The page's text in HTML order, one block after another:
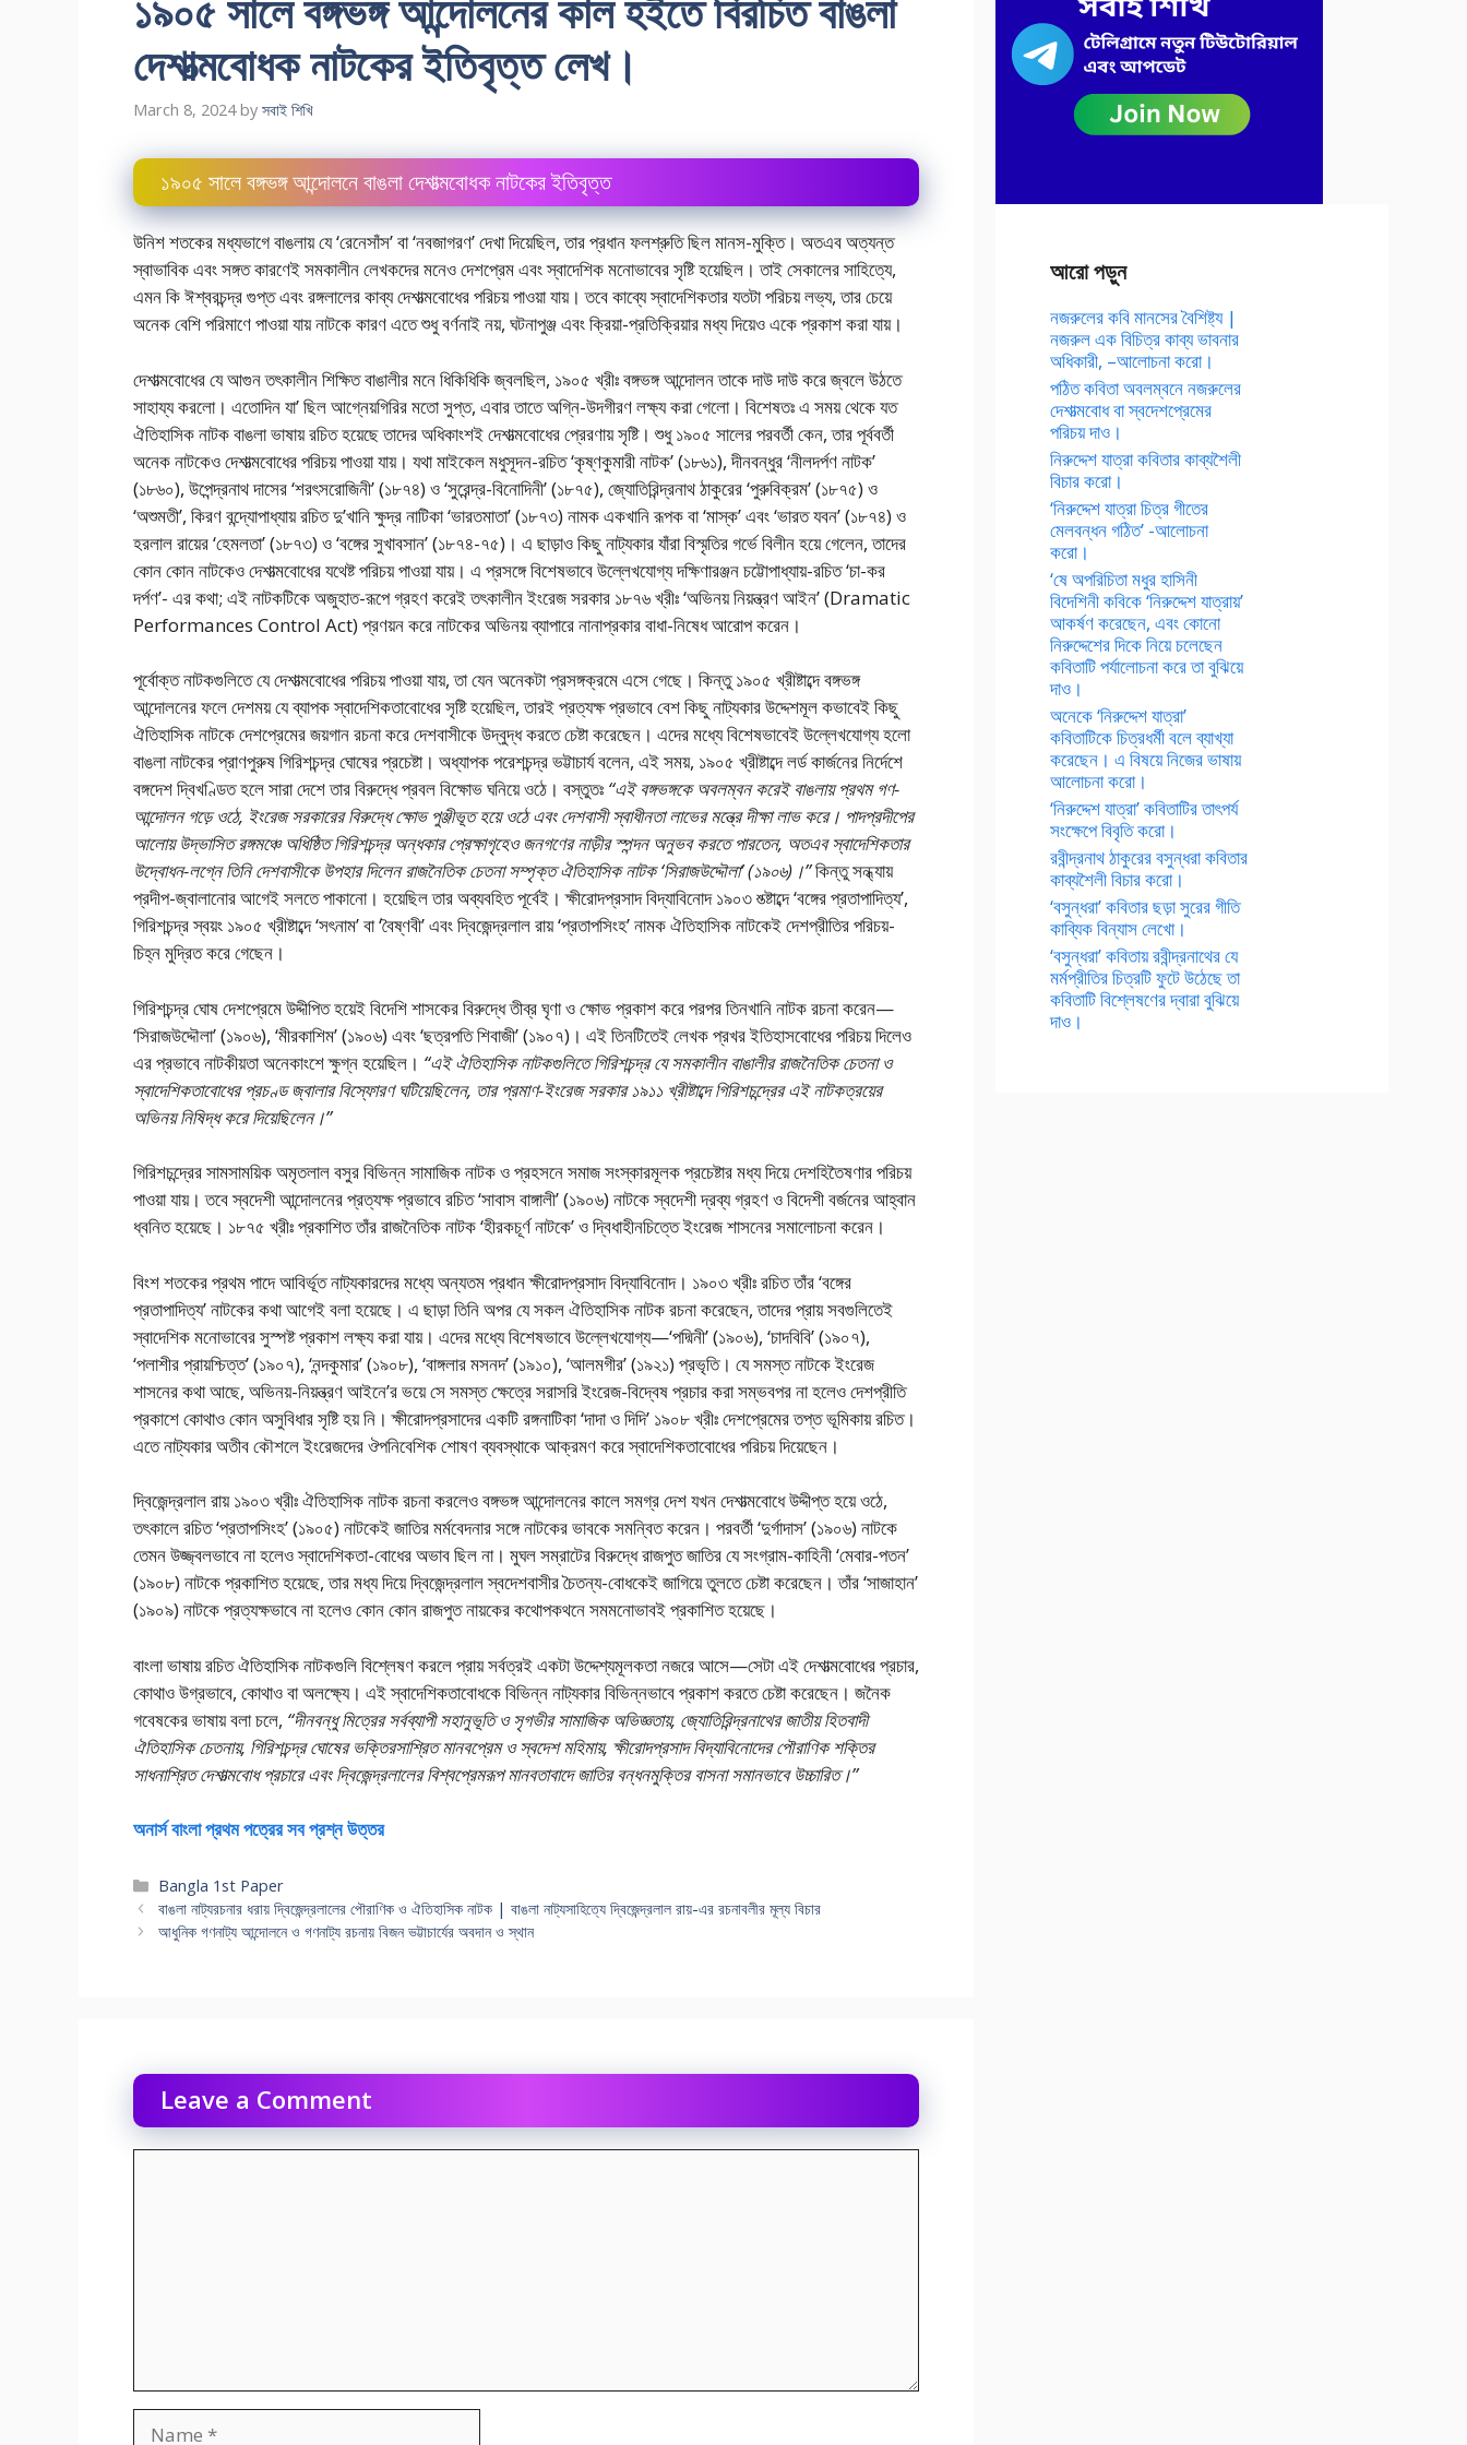
দেশাত্মবােধক নাটকের ইতিবৃত্ত লেখ।
March 8, 2024 by সবাই শিখি
১৯০৫ সালে বঙ্গভঙ্গ আন্দোলনে বাঙলা দেশাত্মবােধক নাটকের ইতিবৃত্ত
উনিশ শতকের মধ্যভাগে বাঙলায় যে ‘রেনেসাঁস’ বা ‘নবজাগরণ’ দেখা দিয়েছিল, তার প্রধান ফলশ্রুতি ছিল মানস-মুক্তি। অতএব অত্যন্ত
স্বাভাবিক এবং সঙ্গত কারণেই সমকালীন লেখকদের মনেও দেশপ্রেম এবং স্বাদেশিক মনােভাবের সৃষ্টি হয়েছিল। তাই সেকালের সাহিত্যে,
এমন কি ঈশ্বরচন্দ্র গুপ্ত এবং রঙ্গলালের কাব্য দেশাত্মবােধের পরিচয় পাওয়া যায়। তবে কাব্যে স্বাদেশিকতার যতটা পরিচয় লভ্য, তার চেয়ে
অনেক বেশি পরিমাণে পাওয়া যায় নাটকে কারণ এতে শুধু বর্ণনাই নয়, ঘটনাপুঞ্জ এবং ক্রিয়া-প্রতিক্রিয়ার মধ্য দিয়েও একে প্রকাশ করা যায়।
দেশাত্মবােধের যে আগুন তৎকালীন শিক্ষিত বাঙালীর মনে ধিকিধিকি জ্বলছিল, ১৯০৫ খ্রীঃ বঙ্গভঙ্গ আন্দোলন তাকে দাউ দাউ করে জ্বলে উঠতে
সাহায্য করলাে। এতােদিন যা’ ছিল আগ্নেয়গিরির মতাে সুপ্ত, এবার তাতে অগ্নি-উদগীরণ লক্ষ্য করা গেলাে। বিশেষতঃ এ সময় থেকে যত
ঐতিহাসিক নাটক বাঙলা ভাষায় রচিত হয়েছে তাদের অধিকাংশই দেশাত্মবােধের প্রেরণায় সৃষ্টি। শুধু ১৯০৫ সালের পরবর্তী কেন, তার পূর্ববর্তী
অনেক নাটকেও দেশাত্মবােধের পরিচয় পাওয়া যায়। যথা মাইকেল মধুসূদন-রচিত ‘কৃষ্ণকুমারী নাটক’ (১৮৬১), দীনবন্ধুর ‘নীলদর্পণ নাটক’
(১৮৬০), উপেন্দ্রনাথ দাসের ‘শরৎসরােজিনী’ (১৮৭৪) ও ‘সুরেন্দ্র-বিনােদিনী’ (১৮৭৫), জ্যোতিরিন্দ্রনাথ ঠাকুরের ‘পুরুবিক্রম’ (১৮৭৫) ও
‘অশুমতী’, কিরণ বন্দ্যোপাধ্যায় রচিত দু’খানি ক্ষুদ্র নাটিকা ‘ভারতমাতা’ (১৮৭৩) নামক একখানি রূপক বা ‘মাস্ক’ এবং ‘ভারত যবন’ (১৮৭৪) ও
হরলাল রায়ের ‘হেমলতা’ (১৮৭৩) ও ‘বঙ্গের সুখাবসান’ (১৮৭৪-৭৫)। এ ছাড়াও কিছু নাট্যকার যাঁরা বিস্মৃতির গর্ভে বিলীন হয়ে গেলেন, তাদের
কোন কোন নাটকেও দেশাত্মবােধের যথেষ্ট পরিচয় পাওয়া যায়। এ প্রসঙ্গে বিশেষভাবে উল্লেখযােগ্য দক্ষিণারঞ্জন চট্টোপাধ্যায়-রচিত ‘চা-কর
দর্পণ’- এর কথা; এই নাটকটিকে অজুহাত-রূপে গ্রহণ করেই তৎকালীন ইংরেজ সরকার ১৮৭৬ খ্রীঃ ‘অভিনয় নিয়ন্ত্রণ আইন’ (Dramatic
Performances Control Act) প্রণয়ন করে নাটকের অভিনয় ব্যাপারে নানাপ্রকার বাধা-নিষেধ আরােপ করেন।
পূর্বোক্ত নাটকগুলিতে যে দেশাত্মবােধের পরিচয় পাওয়া যায়, তা যেন অনেকটা প্রসঙ্গক্রমে এসে গেছে। কিন্তু ১৯০৫ খ্রীষ্টাব্দে বঙ্গভঙ্গ
আন্দোলনের ফলে দেশময় যে ব্যাপক স্বাদেশিকতাবােধের সৃষ্টি হয়েছিল, তারই প্রত্যক্ষ প্রভাবে বেশ কিছু নাট্যকার উদ্দেশমূল কভাবেই কিছু
ঐতিহাসিক নাটকে দেশপ্রেমের জয়গান রচনা করে দেশবাসীকে উদ্বুদ্ধ করতে চেষ্টা করেছেন। এদের মধ্যে বিশেষভাবেই উল্লেখযােগ্য হলাে
বাঙলা নাটকের প্রাণপুরুষ গিরিশচন্দ্র ঘােষের প্রচেষ্টা। অধ্যাপক পরেশচন্দ্র ভট্টাচার্য বলেন, এই সময়, ১৯০৫ খ্রীষ্টাব্দে লর্ড কার্জনের নির্দেশে
বঙ্গদেশ দ্বিখণ্ডিত হলে সারা দেশে তার বিরুদ্ধে প্রবল বিক্ষোভ ঘনিয়ে ওঠে। বস্তুতঃ “এই বঙ্গভঙ্গকে অবলম্বন করেই বাঙলায় প্রথম গণ-
আন্দোলন গড়ে ওঠে, ইংরেজ সরকারের বিরুদ্ধে ক্ষোভ পুঞ্জীভূত হয়ে ওঠে এবং দেশবাসী স্বাধীনতা লাভের মন্ত্রে দীক্ষা লাভ করে। পাদপ্রদীপের
আলােয় উদ্ভাসিত রঙ্গমঞ্চে অধিষ্ঠিত গিরিশচন্দ্র অন্ধকার প্রেক্ষাগৃহেও জনগণের নাড়ীর স্পন্দন অনুভব করতে পারতেন, অতএব স্বাদেশিকতার
উদ্বোধন-লগ্নে তিনি দেশবাসীকে উপহার দিলেন রাজনৈতিক চেতনা সম্পৃক্ত ঐতিহাসিক নাটক ‘সিরাজউদ্দৌলা’ (১৯০৬)।”কিন্তু সন্ধ্যায়
প্রদীপ-জ্বালানাের আগেই সলতে পাকানাে। হয়েছিল তার অব্যবহিত পূর্বেই। ক্ষীরােদপ্রসাদ বিদ্যাবিনােদ ১৯০৩ শ্ত্ষ্টাব্দে ‘বঙ্গের প্রতাপাদিত্য’,
গিরিশচন্দ্র স্বয়ং ১৯০৫ খ্রীষ্টাব্দে ‘সৎনাম’ বা ‘বৈষ্ণবী’ এবং দ্বিজেন্দ্রলাল রায় ‘প্রতাপসিংহ’ নামক ঐতিহাসিক নাটকেই দেশপ্রীতির পরিচয়-
চিহ্ন মুদ্রিত করে গেছেন।
গিরিশচন্দ্র ঘােষ দেশপ্রেমে উদ্দীপিত হয়েই বিদেশি শাসকের বিরুদ্ধে তীব্র ঘৃণা ও ক্ষোভ প্রকাশ করে পরপর তিনখানি নাটক রচনা করেন—
‘সিরাজউদ্দৌলা’ (১৯০৬), ‘মীরকাশিম’ (১৯০৬) এবং ‘ছত্রপতি শিবাজী’ (১৯০৭)। এই তিনটিতেই লেখক প্রখর ইতিহাসবােধের পরিচয় দিলেও
এর প্রভাবে নাটকীয়তা অনেকাংশে ক্ষুগ্ন হয়েছিল। “এই ঐতিহাসিক নাটকগুলিতে গিরিশচন্দ্র যে সমকালীন বাঙালীর রাজনৈতিক চেতনা ও
স্বাদেশিকতাবােধের প্রচণ্ড জ্বালার বিস্ফোরণ ঘটিয়েছিলেন, তার প্রমাণ-ইংরেজ সরকার ১৯১১ খ্রীষ্টাব্দে গিরিশচন্দ্রের এই নাটকত্রয়ের
অভিনয় নিষিদ্ধ করে দিয়েছিলেন।”
গিরিশচন্দ্রের সামসাময়িক অমৃতলাল বসুর বিভিন্ন সামাজিক নাটক ও প্রহসনে সমাজ সংস্কারমূলক প্রচেষ্টার মধ্য দিয়ে দেশহিতৈষণার পরিচয়
পাওয়া যায়। তবে স্বদেশী আন্দোলনের প্রত্যক্ষ প্রভাবে রচিত ‘সাবাস বাঙ্গালী’ (১৯০৬) নাটকে স্বদেশী দ্রব্য গ্রহণ ও বিদেশী বর্জনের আহ্বান
ধ্বনিত হয়েছে। ১৮৭৫ খ্রীঃ প্রকাশিত তাঁর রাজনৈতিক নাটক ‘হীরকচূর্ণ নাটকে’ ও দ্বিধাহীনচিত্তে ইংরেজ শাসনের সমালােচনা করেন।
বিংশ শতকের প্রথম পাদে আবির্ভূত নাট্যকারদের মধ্যে অন্যতম প্রধান ক্ষীরােদপ্রসাদ বিদ্যাবিনােদ। ১৯০৩ খ্রীঃ রচিত তাঁর ‘বঙ্গের
প্রতাপাদিত্য’ নাটকের কথা আগেই বলা হয়েছে। এ ছাড়া তিনি অপর যে সকল ঐতিহাসিক নাটক রচনা করেছেন, তাদের প্রায় সবগুলিতেই
স্বাদেশিক মনােভাবের সুস্পষ্ট প্রকাশ লক্ষ্য করা যায়। এদের মধ্যে বিশেষভাবে উল্লেখযােগ্য—‘পদ্মিনী’ (১৯০৬), ‘চাদবিবি’ (১৯০৭),
‘পলাশীর প্রায়শ্চিত্ত’ (১৯০৭), ‘নন্দকুমার’ (১৯০৮), ‘বাঙ্গলার মসনদ’ (১৯১০), ‘আলমগীর’ (১৯২১) প্রভৃতি। যে সমস্ত নাটকে ইংরেজ
শাসনের কথা আছে, অভিনয়-নিয়ন্ত্রণ আইনে’র ভয়ে সে সমস্ত ক্ষেত্রে সরাসরি ইংরেজ-বিদ্বেষ প্রচার করা সম্ভবপর না হলেও দেশপ্রীতি
প্রকাশে কোথাও কোন অসুবিধার সৃষ্টি হয় নি। ক্ষীরােদপ্রসাদের একটি রঙ্গনাটিকা ‘দাদা ও দিদি’ ১৯০৮ খ্রীঃ দেশপ্রেমের তপ্ত ভূমিকায় রচিত।
এতে নাট্যকার অতীব কৌশলে ইংরেজদের ঔপনিবেশিক শােষণ ব্যবস্থাকে আক্রমণ করে স্বাদেশিকতাবােধের পরিচয় দিয়েছেন।
দ্বিজেন্দ্রলাল রায় ১৯০৩ খ্রীঃ ঐতিহাসিক নাটক রচনা করলেও বঙ্গভঙ্গ আন্দোলনের কালে সমগ্র দেশ যখন দেশাত্মবােধে উদ্দীপ্ত হয়ে ওঠে,
তৎকালে রচিত ‘প্রতাপসিংহ’ (১৯০৫) নাটকেই জাতির মর্মবেদনার সঙ্গে নাটকের ভাবকে সমন্বিত করেন। পরবর্তী ‘দুর্গাদাস’ (১৯০৬) নাটকে
তেমন উজ্জ্বলভাবে না হলেও স্বাদেশিকতা-বােধের অভাব ছিল না। মুঘল সম্রাটের বিরুদ্ধে রাজপুত জাতির যে সংগ্রাম-কাহিনী ‘মেবার-পতন’
(১৯০৮) নাটকে প্রকাশিত হয়েছে, তার মধ্য দিয়ে দ্বিজেন্দ্রলাল স্বদেশবাসীর চৈতন্য-বােধকেই জাগিয়ে তুলতে চেষ্টা করেছেন। তাঁর ‘সাজাহান’
(১৯০৯) নাটকে প্রত্যক্ষভাবে না হলেও কোন কোন রাজপুত নায়কের কথােপকথনে সমমনােভাবই প্রকাশিত হয়েছে।
বাংলা ভাষায় রচিত ঐতিহাসিক নাটকগুলি বিশ্লেষণ করলে প্রায় সর্বত্রই একটা উদ্দেশ্যমূলকতা নজরে আসে—সেটা এই দেশাত্মবােধের প্রচার,
কোথাও উগ্রভাবে, কোথাও বা অলক্ষ্যে। এই স্বাদেশিকতাবােধকে বিভিন্ন নাট্যকার বিভিন্নভাবে প্রকাশ করতে চেষ্টা করেছেন। জনৈক
গবেষকের ভাষায় বলা চলে, “দীনবন্ধু মিত্রের সর্বব্যাপী সহানুভূতি ও সৃগভীর সামাজিক অভিজ্ঞতায়, জ্যোতিরিন্দ্রনাথের জাতীয় হিতবাদী
ঐতিহাসিক চেতনায়, গিরিশচন্দ্র ঘােষের ভক্তিরসাশ্রিত মানবপ্রেম ও স্বদেশ মহিমায়, ক্ষীরােদপ্রসাদ বিদ্যাবিনােদের পৌরাণিক শক্তির
সাধনাশ্রিত দেশাত্মবােধ প্রচারে এবং দ্বিজেন্দ্রলালের বিশ্বপ্রেমরূপ মানবতাবাদে জাতির বন্ধনমুক্তির বাসনা সমানভাবে উচ্চারিত।”
অনার্স বাংলা প্রথম পত্রের সব প্রশ্ন উত্তর
Categories
Bangla 1st Paper
বাঙলা নাট্যরচনার ধরায় দ্বিজেন্দ্রলালের পৌরাণিক ও ঐতিহাসিক নাটক | বাঙলা নাট্যসাহিত্যে দ্বিজেন্দ্রলাল রায়-এর রচনাবলীর মূল্য বিচার
আধুনিক গণনাট্য আন্দোলনে ও গণনাট্য রচনায় বিজন ভট্টাচার্যের অবদান ও স্থান
Leave a Comment
আরো পড়ুন
নজরুলের কবি মানসের বৈশিষ্ট্য |
নজরুল এক বিচিত্র কাব্য ভাবনার
অধিকারী, –আলোচনা করো।
পঠিত কবিতা অবলম্বনে নজরুলের
দেশাত্মবোধ বা স্বদেশপ্রেমের
পরিচয় দাও।
নিরুদ্দেশ যাত্রা কবিতার কাব্যশৈলী
বিচার করো।
‘নিরুদ্দেশ যাত্রা চিত্র গীতের
মেলবন্ধন গঠিত’ -আলোচনা
করো।
‘ষে অপরিচিতা মধুর হাসিনী
বিদেশিনী কবিকে ‘নিরুদ্দেশ যাত্রায়’
আকর্ষণ করেছেন, এবং কোনো
নিরুদ্দেশের দিকে নিয়ে চলেছেন
কবিতাটি পর্যালোচনা করে তা বুঝিয়ে
দাও।
অনেকে ‘নিরুদ্দেশ যাত্রা’
কবিতাটিকে চিত্রধর্মী বলে ব্যাখ্যা
করেছেন। এ বিষয়ে নিজের ভাষায়
আলোচনা করো।
‘নিরুদ্দেশ যাত্রা’ কবিতাটির তাৎপর্য
সংক্ষেপে বিবৃতি করো।
রবীন্দ্রনাথ ঠাকুরের বসুন্ধরা কবিতার
কাব্যশৈলী বিচার করো।
‘বসুন্ধরা’ কবিতার ছড়া সুরের গীতি
কাব্যিক বিন্যাস লেখো।
‘বসুন্ধরা’ কবিতায় রবীন্দ্রনাথের যে
মর্মপ্রীতির চিত্রটি ফুটে উঠেছে তা
কবিতাটি বিশ্লেষণের দ্বারা বুঝিয়ে
দাও।